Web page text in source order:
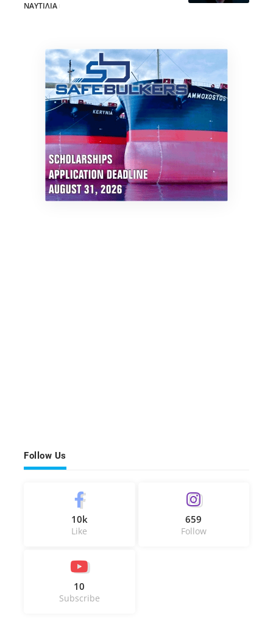
ΝΑΥΤΙΛΙΑ
Follow Us
10k
Like
659
Follow
10
Subscribe